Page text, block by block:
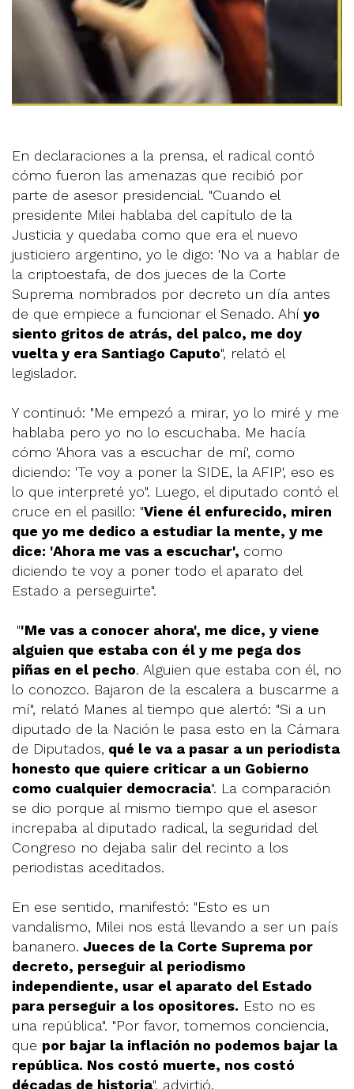
En declaraciones a la prensa, el radical contó
cómo fueron las amenazas que recibió por
parte de asesor presidencial. "Cuando el
presidente Milei hablaba del capítulo de la
Justicia y quedaba como que era el nuevo
justiciero argentino, yo le digo: 'No va a hablar de
la criptoestafa, de dos jueces de la Corte
Suprema nombrados por decreto un día antes
de que empiece a funcionar el Senado. Ahí yo
siento gritos de atrás, del palco, me doy
vuelta y era Santiago Caputo", relató el
legislador.
Y continuó: "Me empezó a mirar, yo lo miré y me
hablaba pero yo no lo escuchaba. Me hacía
cómo 'Ahora vas a escuchar de mí', como
diciendo: 'Te voy a poner la SIDE, la AFIP', eso es
lo que interpreté yo". Luego, el diputado contó el
cruce en el pasillo: "Viene él enfurecido, miren
que yo me dedico a estudiar la mente, y me
dice: 'Ahora me vas a escuchar', como
diciendo te voy a poner todo el aparato del
Estado a perseguirte".
"'Me vas a conocer ahora', me dice, y viene
alguien que estaba con él y me pega dos
piñas en el pecho. Alguien que estaba con él, no
lo conozco. Bajaron de la escalera a buscarme a
mí", relató Manes al tiempo que alertó: "Si a un
diputado de la Nación le pasa esto en la Cámara
de Diputados, qué le va a pasar a un periodista
honesto que quiere criticar a un Gobierno
como cualquier democracia". La comparación
se dio porque al mismo tiempo que el asesor
increpaba al diputado radical, la seguridad del
Congreso no dejaba salir del recinto a los
periodistas aceditados.
En ese sentido, manifestó: "Esto es un
vandalismo, Milei nos está llevando a ser un país
bananero. Jueces de la Corte Suprema por
decreto, perseguir al periodismo
independiente, usar el aparato del Estado
para perseguir a los opositores. Esto no es
una república". "Por favor, tomemos conciencia,
que por bajar la inflación no podemos bajar la
república. Nos costó muerte, nos costó
décadas de historia", advirtió.